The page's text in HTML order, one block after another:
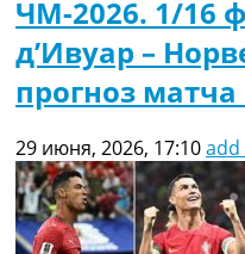
ЧМ-2026. 1/16
д’Ивуар –
прогноз матча
29 июня, 2026, 17:10